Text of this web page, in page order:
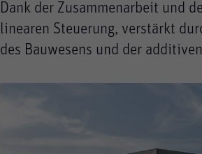
Dank der Zusammenarbeit und
linearen Steuerung, verstärkt
des Bauwesens und der